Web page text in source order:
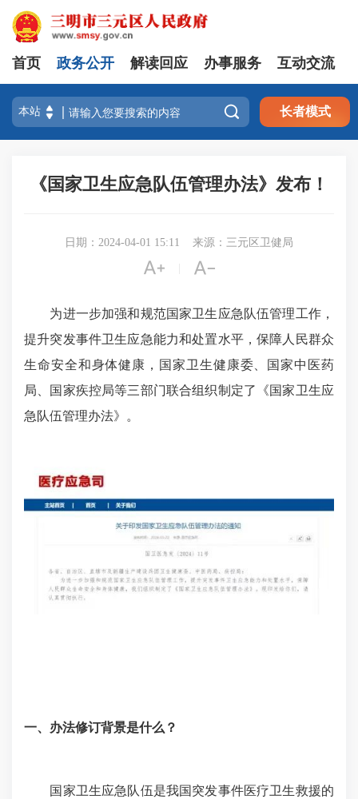
首页 政务公开 解读回应 办事服务 互动交流
 长者模式
《国家卫生应急队伍管理办法》发布！
日期：2024-04-01 15:11 来源：三元区卫健局
 
为进一步加强和规范国家卫生应急队伍管理工作，
提升突发事件卫生应急能力和处置水平，保障人民群众
生命安全和身体健康， 国家卫生健康委、国家中医药
局、 国家疾控局等三部门联合组织制定了《国家卫生应
急队伍管理办法》。
一、办法修订背景是什么？
国家卫生应急队伍是我国突发事件医疗卫生救援的